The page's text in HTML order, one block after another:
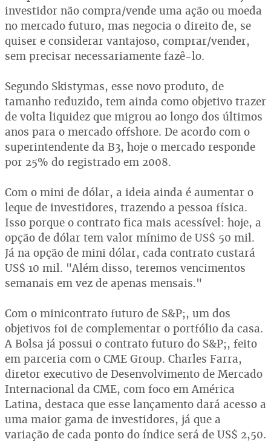
investidor não compra/vende uma ação ou moeda
no mercado futuro, mas negocia o direito de, se
quiser e considerar vantajoso, comprar/vender,
sem precisar necessariamente fazê-lo.
Segundo Skistymas, esse novo produto, de
tamanho reduzido, tem ainda como objetivo trazer
de volta liquidez que migrou ao longo dos últimos
anos para o mercado offshore. De acordo com o
superintendente da B3, hoje o mercado responde
por 25% do registrado em 2008.
Com o mini de dólar, a ideia ainda é aumentar o
leque de investidores, trazendo a pessoa física.
Isso porque o contrato fica mais acessível: hoje, a
opção de dólar tem valor mínimo de US$ 50 mil.
Já na opção de mini dólar, cada contrato custará
US$ 10 mil. "Além disso, teremos vencimentos
semanais em vez de apenas mensais."
Com o minicontrato futuro de S&P;, um dos
objetivos foi de complementar o portfólio da casa.
A Bolsa já possui o contrato futuro do S&P;, feito
em parceria com o CME Group. Charles Farra,
diretor executivo de Desenvolvimento de Mercado
Internacional da CME, com foco em América
Latina, destaca que esse lançamento dará acesso a
uma maior gama de investidores, já que a
variação de cada ponto do índice será de US$ 2,50.